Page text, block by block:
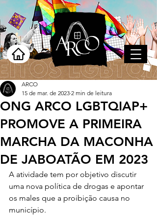
ONG ARCO LGBTQIAP+
PROMOVE A PRIMEIRA
MARCHA DA MACONHA
DE JABOATÃO EM 2023
ARCO
15 de mar. de 2023 2 min de leitura
A atividade tem por objetivo discutir
uma nova política de drogas e apontar
os males que a proibição causa no
município.